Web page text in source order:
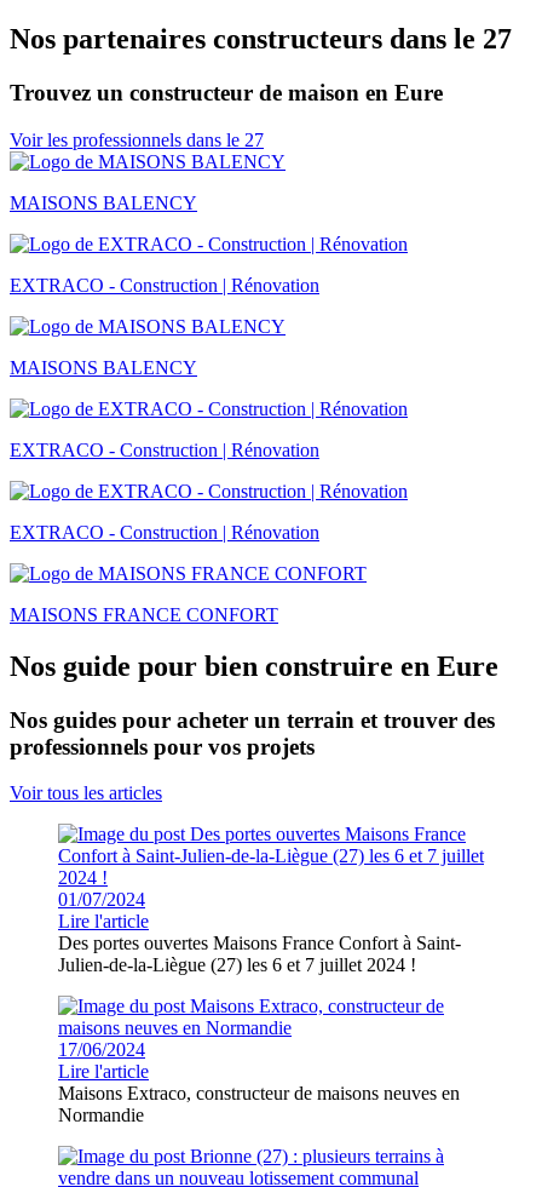
Nos partenaires constructeurs dans le 27
Trouvez un constructeur de maison en Eure
Voir les professionnels dans le 27
MAISONS BALENCY
EXTRACO - Construction | Rénovation
MAISONS BALENCY
EXTRACO - Construction | Rénovation
EXTRACO - Construction | Rénovation
MAISONS FRANCE CONFORT
Nos guide pour bien construire en Eure
Nos guides pour acheter un terrain et trouver des
professionnels pour vos projets
Voir tous les articles
01/07/2024
Lire l'article
Des portes ouvertes Maisons France Confort à Saint-
Julien-de-la-Liègue (27) les 6 et 7 juillet 2024 !
17/06/2024
Lire l'article
Maisons Extraco, constructeur de maisons neuves en
Normandie